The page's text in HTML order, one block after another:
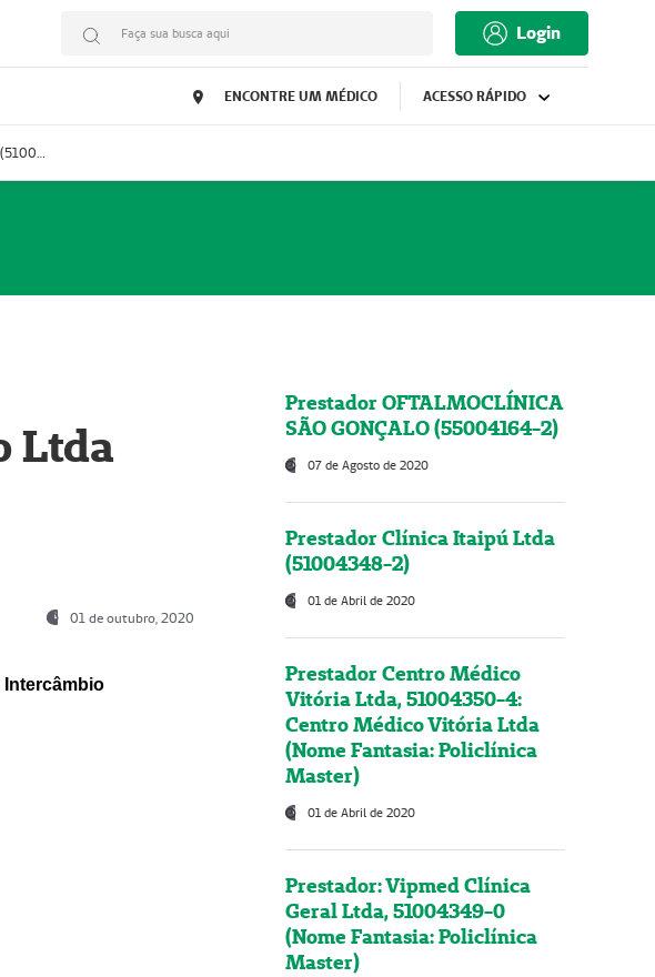
Faça sua busca aqui Login
ENCONTRE UM MÉDICO ACESSO RÁPIDO
Prestador Mosaicum Espaço Clínico Ltda (51004352-0)
Ltda
01 de outubro, 2020
Intercâmbio
Prestador OFTALMOCLÍNICA
SÃO GONÇALO (55004164-2)
07 de Agosto de 2020
Prestador Clínica Itaipú Ltda
(51004348-2)
01 de Abril de 2020
Prestador Centro Médico
Vitória Ltda, 51004350-4:
Centro Médico Vitória Ltda
(Nome Fantasia: Policlínica
Master)
01 de Abril de 2020
Prestador: Vipmed Clínica
Geral Ltda, 51004349-0
(Nome Fantasia: Policlínica
Master)